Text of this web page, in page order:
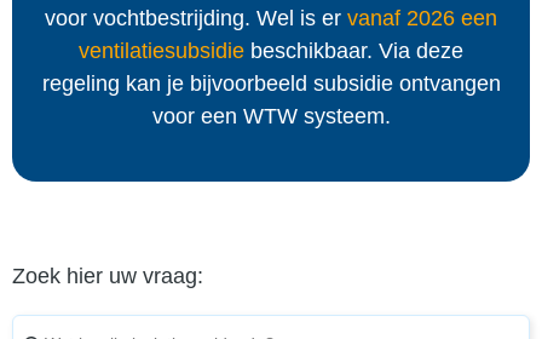
voor vochtbestrijding. Wel is er vanaf 2026 een
ventilatiesubsidie beschikbaar. Via deze
regeling kan je bijvoorbeeld subsidie ontvangen
voor een WTW systeem.
Zoek hier uw vraag: